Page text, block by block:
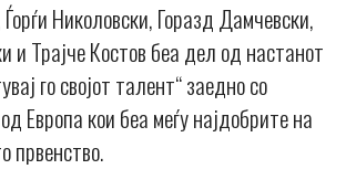
Николовски, Горазд Дамчевски,
и Трајче Костов беа дел од настанот
го својот талент“ заедно со
Европа кои беа меѓу најдобрите на
првенство.